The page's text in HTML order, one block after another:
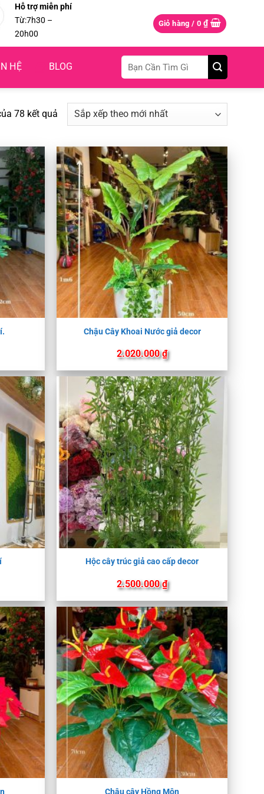
Hỗ trợ miễn phí
Từ:7h30 –
20h00
Giỏ hàng / 0 ₫
HỆ BLOG
Tìm
kiếm:
78 kết quảĐã
sắp
theo
mới
nhất
Chậu Cây Khoai Nước giả decor
2.020.000₫
Hộc cây trúc giả cao cấp decor
2.500.000₫
Chậu cây Hồng Môn